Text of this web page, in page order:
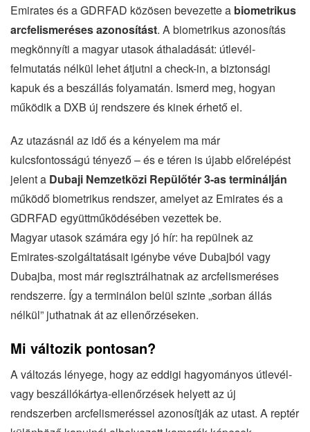
Emirates és a GDRFAD közösen bevezette a biometrikus
arcfelismeréses azonosítást. A biometrikus azonosítás
megkönnyíti a magyar utasok áthaladását: útlevél-
felmutatás nélkül lehet átjutni a check-in, a biztonsági
kapuk és a beszállás folyamatán. Ismerd meg, hogyan
működik a DXB új rendszere és kinek érhető el.
Az utazásnál az idő és a kényelem ma már
kulcsfontosságú tényező – és e téren is újabb előrelépést
jelent a Dubaji Nemzetközi Repülőtér 3-as terminálján
működő biometrikus rendszer, amelyet az Emirates és a
GDRFAD együttműködésében vezettek be.
Magyar utasok számára egy jó hír: ha repülnek az
Emirates-szolgáltatásait igénybe véve Dubajból vagy
Dubajba, most már regisztrálhatnak az arcfelismeréses
rendszerre. Így a terminálon belül szinte „sorban állás
nélkül” juthatnak át az ellenőrzéseken.
Mi változik pontosan?
A változás lényege, hogy az eddigi hagyományos útlevél-
vagy beszállókártya-ellenőrzések helyett az új
rendszerben arcfelismeréssel azonosítják az utast. A reptér